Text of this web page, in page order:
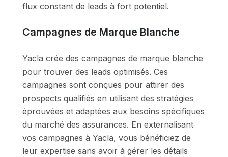
flux constant de leads à fort potentiel.
Campagnes de Marque Blanche
Yacla crée des campagnes de marque blanche
pour trouver des leads optimisés. Ces
campagnes sont conçues pour attirer des
prospects qualifiés en utilisant des stratégies
éprouvées et adaptées aux besoins spécifiques
du marché des assurances. En externalisant
vos campagnes à Yacla, vous bénéficiez de
leur expertise sans avoir à gérer les détails